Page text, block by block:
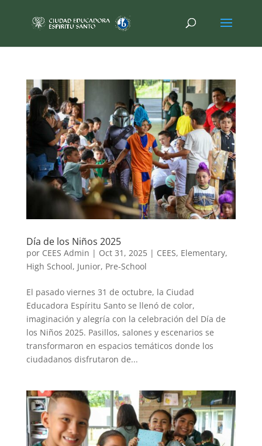
Día de los Niños 2025
por CEES Admin | Oct 31, 2025| CEES, Elementary,
High School, Junior, Pre-School
El pasado viernes 31 de octubre, la Ciudad
Educadora Espíritu Santo se llenó de color,
imaginación y alegría con la celebración del Día de
los Niños 2025. Pasillos, salones y escenarios se
transformaron en espacios temáticos donde los
ciudadanos disfrutaron de...